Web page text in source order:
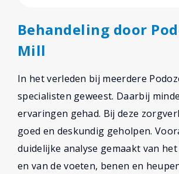
Behandeling door
Mill
In het verleden bij meerdere
specialisten geweest. Daarbij
ervaringen gehad. Bij deze
goed en deskundig geholpen.
duidelijke analyse gemaakt van
en van de voeten, benen en